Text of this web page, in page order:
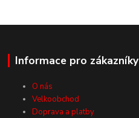
Informace pro zákazníky
O nás
Velkoobchod
Doprava a platby